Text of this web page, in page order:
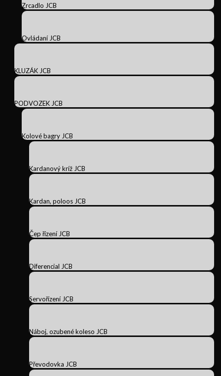
Zrcadlo JCB
Ovládaní JCB
KLUZÁK JCB
PODVOZEK JCB
Kolové bagry JCB
Kardanový kríž JCB
Kardan, poloos JCB
Čep řízení JCB
Diferencial JCB
Servořízení JCB
Náboj, ozubené koleso JCB
Převodovka JCB